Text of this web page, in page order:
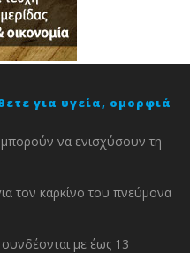
για υγεία, ομορφιά
να ενισχύσουν τη
τον καρκίνο του πνεύμονα
με έως 13